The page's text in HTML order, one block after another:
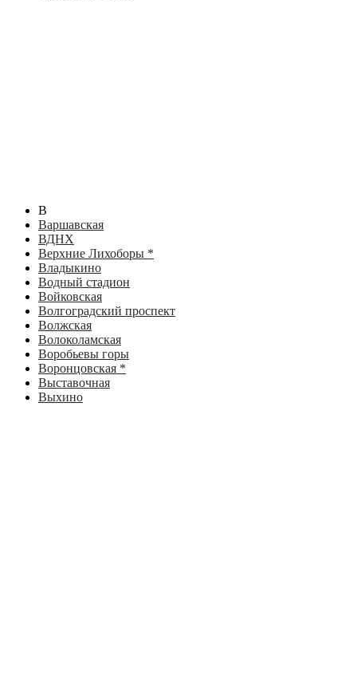
В
Варшавская
ВДНХ
Верхние Лихоборы *
Владыкино
Водный стадион
Войковская
Волгоградский проспект
Волжская
Волоколамская
Воробьевы горы
Воронцовская *
Выставочная
Выхино